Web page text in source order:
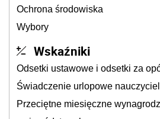
Ochrona środowiska
Wybory
Wskaźniki
Odsetki ustawowe i odsetki za
Świadczenie urlopowe
Przeciętne miesięczne